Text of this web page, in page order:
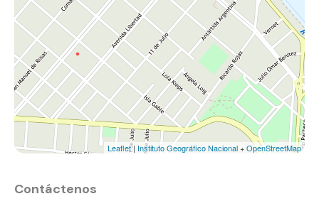
Leaflet| Instituto Geográfico Nacional+OpenStreetMap
Contáctenos